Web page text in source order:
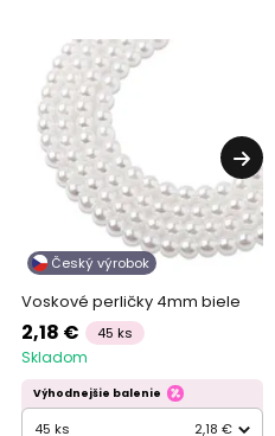
Český výrobok
Voskové perličky 4mm biele
2,18 € 45 ks
Skladom
Výhodnejšie balenie
45 ks 2,18 €